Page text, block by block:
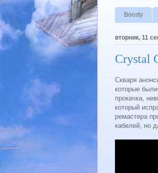
Boosty
вторник, 11
Crystal
Скваря
которые
прокачка,
который
ремастера
кабелей, но